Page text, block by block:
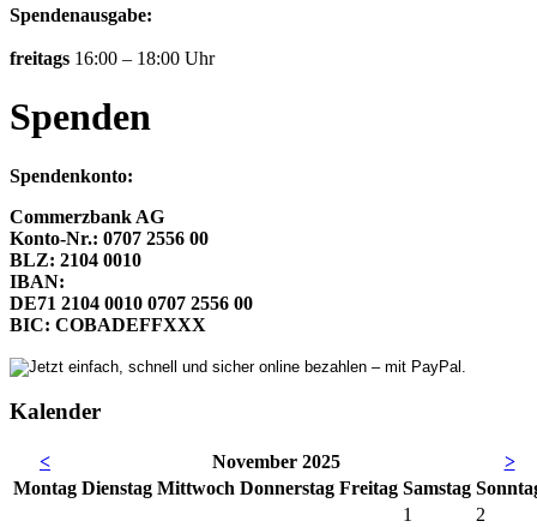
Spendenausgabe:
freitags 16:00 – 18:00 Uhr
Spenden
Spendenkonto:
Commerzbank AG
Konto-Nr.: 0707 2556 00
BLZ: 2104 0010
IBAN:
DE71 2104 0010 0707 2556 00
BIC: COBADEFFXXX
Kalender
< November 2025
>
Montag Dienstag Mittwoch Donnerstag Freitag Samstag So
1
2